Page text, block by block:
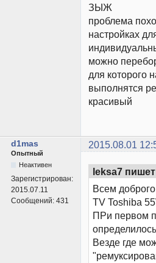
ЗЫЖ
проблема
настройках
можно
для которого
выполнятся
красивый
d1mas 2015.08.01
Опытный
Неактивен
Зарегистрирован:
2015.07.11
Сообщений: 431
leksa7
Всем
TV Toshiba
ПРи первом
Везде где